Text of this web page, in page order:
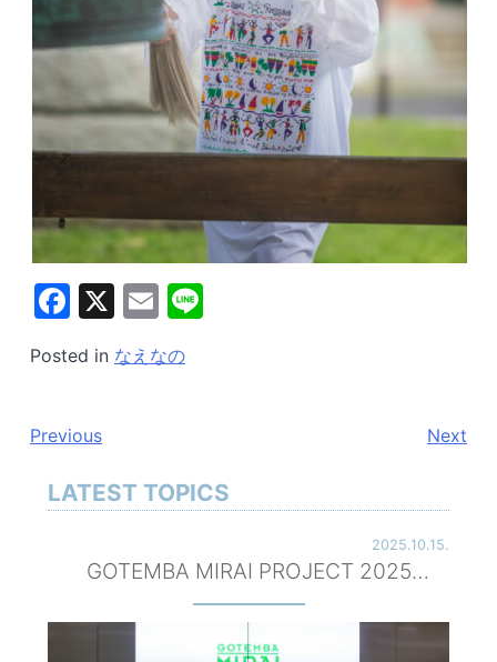
Facebook
X Email
Posted in なえなの
投
稿
ナ
Previous Next
LATEST TOPICS
2025.10.15.
GOTEMBA MIRAI PROJECT 2025
powered by TGC ハーフタイムイベント